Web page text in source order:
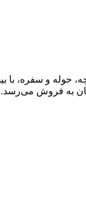
حوله و
فروش می‌رسد. و